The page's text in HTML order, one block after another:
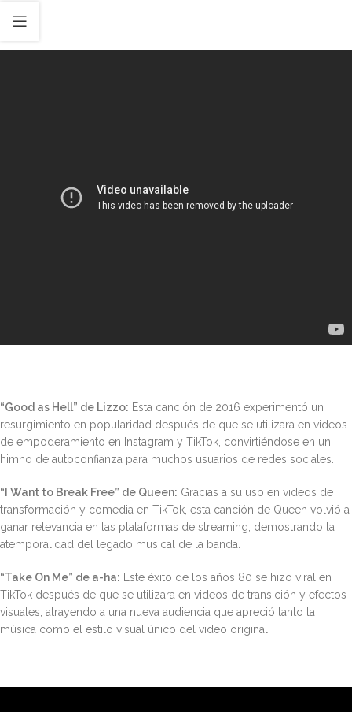
“Good as Hell” de Lizzo: Esta canción de 2016 experimentó un
resurgimiento en popularidad después de que se utilizara en videos
de empoderamiento en Instagram y TikTok, convirtiéndose en un
himno de autoconfianza para muchos usuarios de redes sociales.
“I Want to Break Free” de Queen: Gracias a su uso en videos de
transformación y comedia en TikTok, esta canción de Queen volvió a
ganar relevancia en las plataformas de streaming, demostrando la
atemporalidad del legado musical de la banda.
“Take On Me” de a-ha: Este éxito de los años 80 se hizo viral en
TikTok después de que se utilizara en videos de transición y efectos
visuales, atrayendo a una nueva audiencia que apreció tanto la
música como el estilo visual único del video original.